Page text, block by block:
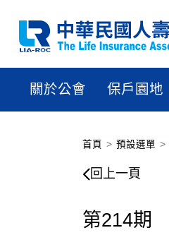
關於公會 保戶園地
第214期
首頁 預設選單
回上一頁
第214期